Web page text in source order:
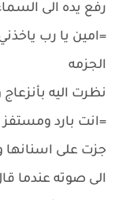
رفع يده الى
=امين يا رب
الجزمه
نظرت اليه
=انت بارد ومستفز
جزت على
الى صوته عندما